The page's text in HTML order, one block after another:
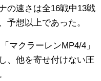
の速さは全16戦中13戦
予想以上であった。
マクラーレンMP4/4」
、他を寄せ付けない圧